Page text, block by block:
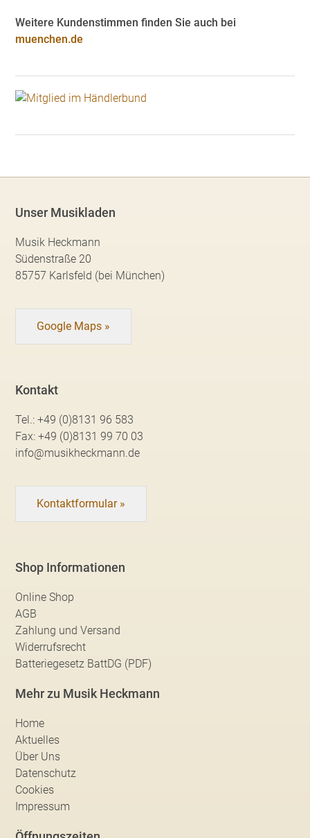
Weitere Kundenstimmen finden Sie auch bei
muenchen.de
Unser Musikladen
Musik Heckmann
Südenstraße 20
85757 Karlsfeld (bei München)
Google Maps »
Kontakt
Tel.:+49 (0)8131 96 583
Fax:+49 (0)8131 99 70 03
info@musikheckmann.de
Kontaktformular »
Shop Informationen
Online Shop
AGB
Zahlung und Versand
Widerrufsrecht
Batteriegesetz BattDG (PDF)
Mehr zu Musik Heckmann
Home
Aktuelles
Über Uns
Datenschutz
Cookies
Impressum